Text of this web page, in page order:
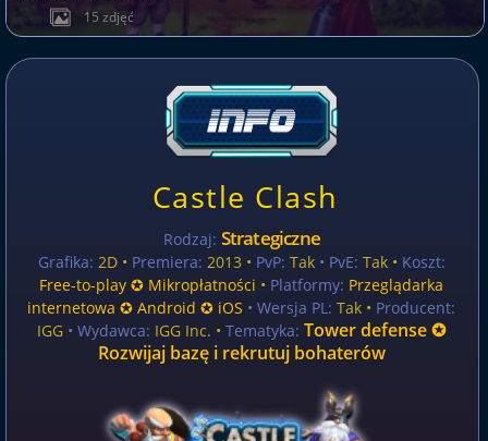
15 zdjęć
Castle Clash
Rodzaj: Strategiczne
Grafika: 2D • Premiera: 2013 • PvP: Tak• PvE: Tak • Koszt:
Free-to-play ✪ Mikropłatności • Platformy: Przeglądarka
internetowa ✪ Android ✪ iOS • Wersja PL: Tak • Producent:
IGG • Wydawca: IGG Inc. •Tematyka: Tower defense ✪
Rozwijaj bazę i rekrutuj bohaterów